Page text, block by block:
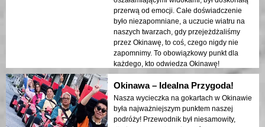
przerwą od emocji. Całe doświadczenie
było niezapomniane, a uczucie wiatru na
naszych twarzach, gdy przejeżdżaliśmy
przez Okinawę, to coś, czego nigdy nie
zapomnimy. To obowiązkowy punkt dla
każdego, kto odwiedza Okinawę!
Okinawa – Idealna Przygoda!
Nasza wycieczka na gokartach w Okinawie
była najważniejszym punktem naszej
podróży! Przewodnik był niesamowity,